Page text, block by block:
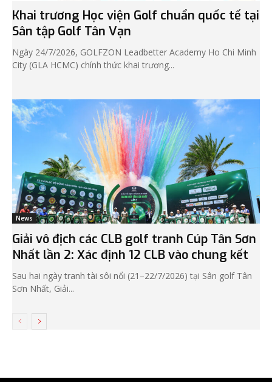
Khai trương Học viện Golf chuẩn quốc tế tại
Sân tập Golf Tân Vạn
Ngày 24/7/2026, GOLFZON Leadbetter Academy Ho Chi Minh
City (GLA HCMC) chính thức khai trương...
News
Giải vô địch các CLB golf tranh Cúp Tân Sơn
Nhất lần 2: Xác định 12 CLB vào chung kết
Sau hai ngày tranh tài sôi nổi (21–22/7/2026) tại Sân golf Tân
Sơn Nhất, Giải...